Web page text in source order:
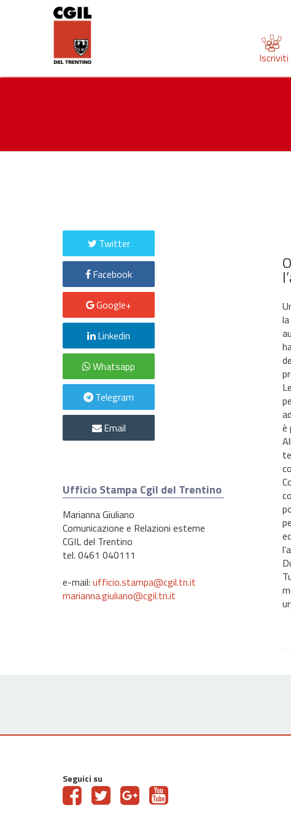
Iscriviti
è
Twitter
Facebook
Google+
Linkedin
Whatsapp
Telegram
Email
Ufficio Stampa Cgil del Trentino
Marianna Giuliano
Comunicazione e Relazioni esterne
CGIL del Trentino
tel. 0461 040111
e-mail: ufficio.stampa@cgil.tn.it
marianna.giuliano@cgil.tn.it
Seguici su